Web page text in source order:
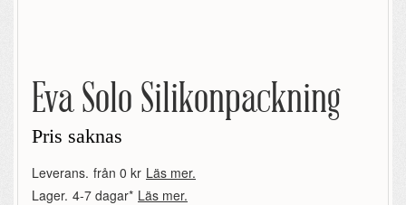
Eva Solo Silikonpackning
Pris saknas
Leverans. från 0 kr Läs mer.
Lager. 4-7 dagar* Läs mer.